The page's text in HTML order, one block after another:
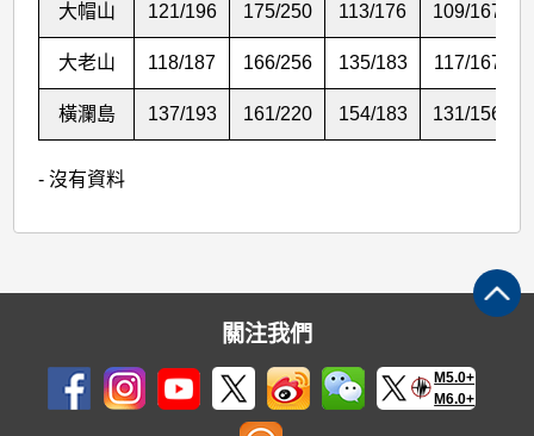
大帽山 121/196 175/250 113/176 109/167
大老山 118/187 166/256 135/183 117/167
橫瀾島 137/193 161/220 154/183 131/156
- 沒有資料
關注我們
M5.0+
M6.0+